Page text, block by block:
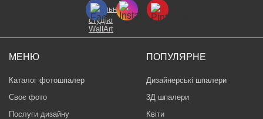
МЕНЮ
Каталог фотошпалер
Своє фото
Послуги дизайну
ПОПУЛЯРНЕ
Дизайнерські шпалери
3Д шпалери
Квіти